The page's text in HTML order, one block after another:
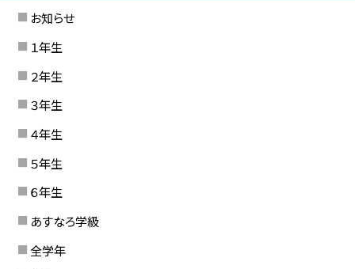
お知らせ
１年生
２年生
３年生
４年生
５年生
６年生
あすなろ学級
全学年